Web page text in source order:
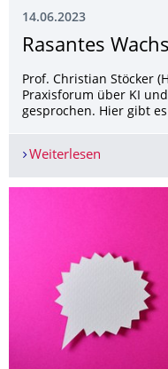
14.06.2023
Rasantes
Prof. Christian Stöcker
Praxisforum über KI
gesprochen. Hier gibt
Weiterlesen